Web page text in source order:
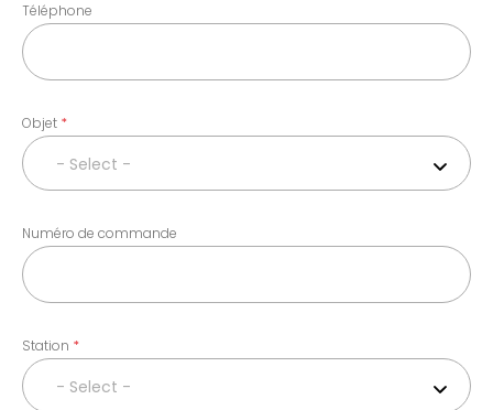
Téléphone
Objet
- Select -
Numéro de commande
Station
- Select -